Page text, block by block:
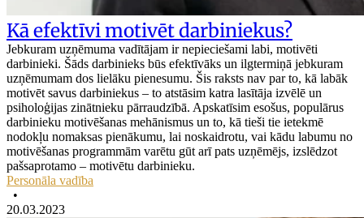
Kā efektīvi motivēt darbiniekus?
Jebkuram uzņēmuma vadītājam ir nepieciešami labi, motivēti
darbinieki. Šāds darbinieks būs efektīvāks un ilgtermiņā jebkuram
uzņēmumam dos lielāku pienesumu. Šis raksts nav par to, kā labāk
motivēt savus darbiniekus – to atstāsim katra lasītāja izvēlē un
psiholoģijas zinātnieku pārraudzībā. Apskatīsim esošus, populārus
darbinieku motivēšanas mehānismus un to, kā tieši tie ietekmē
nodokļu nomaksas pienākumu, lai noskaidrotu, vai kādu labumu no
motivēšanas programmām varētu gūt arī pats uzņēmējs, izslēdzot
pašsaprotamo – motivētu darbinieku.
Personāla vadība
•
20.03.2023